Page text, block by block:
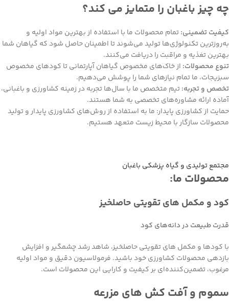
چه چیز باغبان را متمایز می کند؟
کیفیت تضمینی:تمام محصولات ما با استفاده از بهترین مواد اولیه و
به‌روزترین تکنولوژی‌ها تولید می‌شوند تا اطمینان حاصل شود که گیاهان شما
بهترین تغذیه و مراقبت را دریافت می‌کنند.
تنوع محصولات: از خاک‌های مخصوص گیاهان آپارتمانی تا کودهای مخصوص
سبزیجات، ما تمام نیازهای شما را پوشش می‌دهیم.
تخصص و تجربه:تیم متخصص ما با سال‌ها تجربه در زمینه کشاورزی و باغبانی،
آماده ارائه مشاوره‌های تخصصی به شما هستند.
حمایت از کشاورزی پایدار: ما به استفاده از روش‌های کشاورزی پایدار و تولید
محصولات سازگار با محیط زیست متعهد هستیم.
مجتمع تولیدی و گیاه پزشکی باغبان
محصولات ما:
کود و مکمل های تقویتی حاصلخیز
قدرت طبیعت در دانه‌های کود
با کودها و مکمل های تقویتی حاصلخیز، شاهد رشد چشمگیر و افزایش
بازدهی محصولات کشاورزی خود باشید. فرمولاسیون دقیق و مواد اولیه
مرغوب، تضمین‌کننده‌ای بر کیفیت و کارایی این محصولات است.
سموم و آفت کش های مزرعه